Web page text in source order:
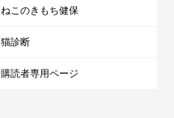
ねこのきもち健保
猫診断
購読者専用ページ